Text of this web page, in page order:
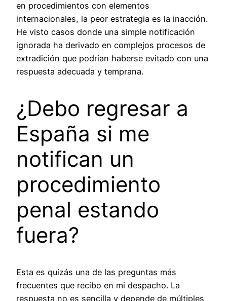
en procedimientos con elementos
internacionales, la peor estrategia es la inacción.
He visto casos donde una simple notificación
ignorada ha derivado en complejos procesos de
extradición que podrían haberse evitado con una
respuesta adecuada y temprana.
¿Debo regresar a
España si me
notifican un
procedimiento
penal estando
fuera?
Esta es quizás una de las preguntas más
frecuentes que recibo en mi despacho. La
respuesta no es sencilla y depende de múltiples